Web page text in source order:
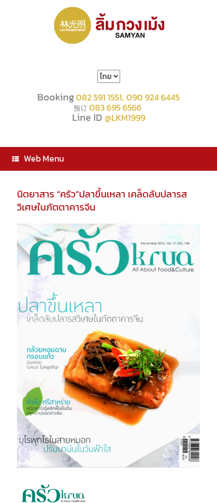
language
Booking082 591 1551,090 924 6445
预订083 695 6566
Line ID @LKM1999
Web Menu
นิตยาสาร “ครัว”ปลาขึ้นเหลา เคล็ดลับปลารส
วิเศษในภัตตาคารจีน